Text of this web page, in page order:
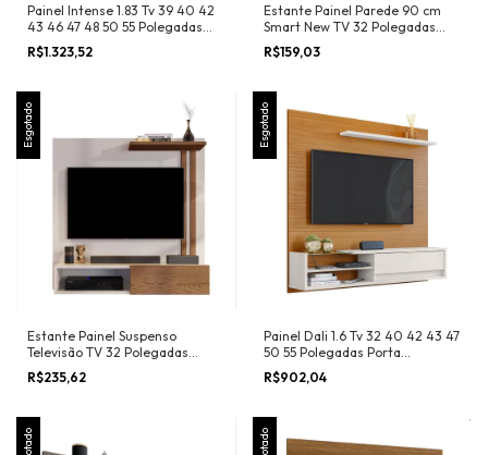
Painel Intense 1.83 Tv 39 40 42
43 46 47 48 50 55 Polegadas
Prateleiras Organizadoras
Nicho 2 Portas Espelhos
Móveis
R$1.323,52
Estante Painel Parede 90 cm
Smart New TV 32 Polegadas
Prateleiras Organizadoras Sala
Quarto Pequeno Moderno -
R$159,03
Esgotado
Estante Painel Suspenso
Televisão TV 32 Polegadas
Prateleira Decorativa Nicho
Eletrônico Porta de Correr Sala
R$235,62
Esgotado
Painel Dali 1.6 Tv 32 40 42 43 47
50 55 Polegadas Porta
Basculante Prateleira de Vidro
Decoração Sala Estar Quarto
R$902,04